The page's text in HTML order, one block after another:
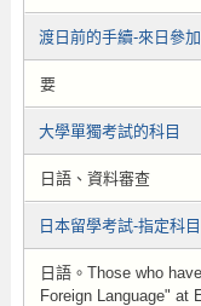
渡日前的手續-來日參
要
大學單獨考試的科目
日語、資料審查
日本留學考試-指定科目
日語。Those who
Foreign Language" at